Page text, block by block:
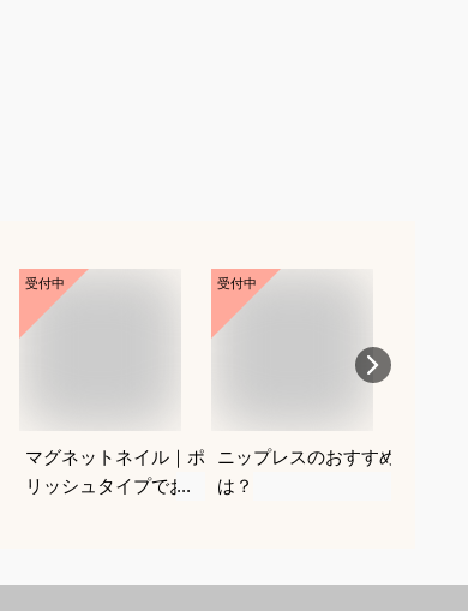
受付中
マグネットネイル｜ポ
リッシュタイプでおす
受付中
ニップレスのおすすめ
は？